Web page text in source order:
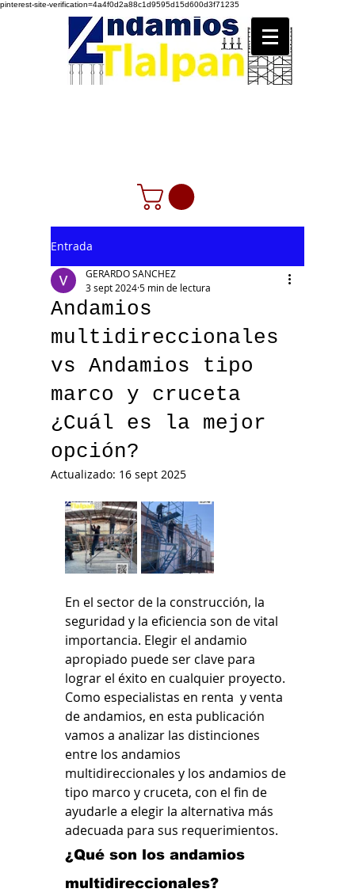
pinterest-site-verification=4a4f0d2a88c1d9595d15d600d3f71235
Entrada
Andamios
multidireccionales
vs Andamios tipo
marco y cruceta
¿Cuál es la mejor
opción?
GERARDO SANCHEZ
3 sept 20245 min de lectura
Actualizado: 16 sept 2025
En el sector de la construcción, la
seguridad y la eficiencia son de vital
importancia. Elegir el andamio
apropiado puede ser clave para
lograr el éxito en cualquier proyecto.
Como especialistas en renta  y venta
de andamios, en esta publicación
vamos a analizar las distinciones
entre los andamios
multidireccionales y los andamios de
tipo marco y cruceta, con el fin de
ayudarle a elegir la alternativa más
adecuada para sus requerimientos.
¿Qué son los andamios
multidireccionales?